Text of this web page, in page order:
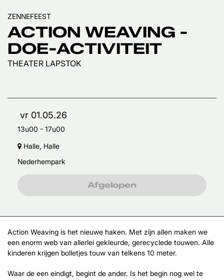
ACTION WEAVING -
DOE-ACTIVITEIT
THEATER LAPSTOK
ZENNEFEEST
vr 01.05.26
13u00 - 17u00
Halle, Halle
Nederhempark
Afgelopen
Action Weaving is het nieuwe haken. Met zijn allen maken we
een enorm web van allerlei gekleurde, gerecyclede touwen. Alle
kinderen krijgen bolletjes touw van telkens 10 meter.
Waar de een eindigt, begint de ander. Is het begin nog wel te